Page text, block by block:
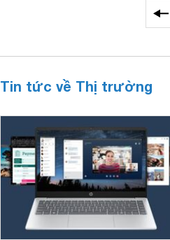
Tin tức về Thị trường